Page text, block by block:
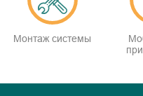
Монтаж системы